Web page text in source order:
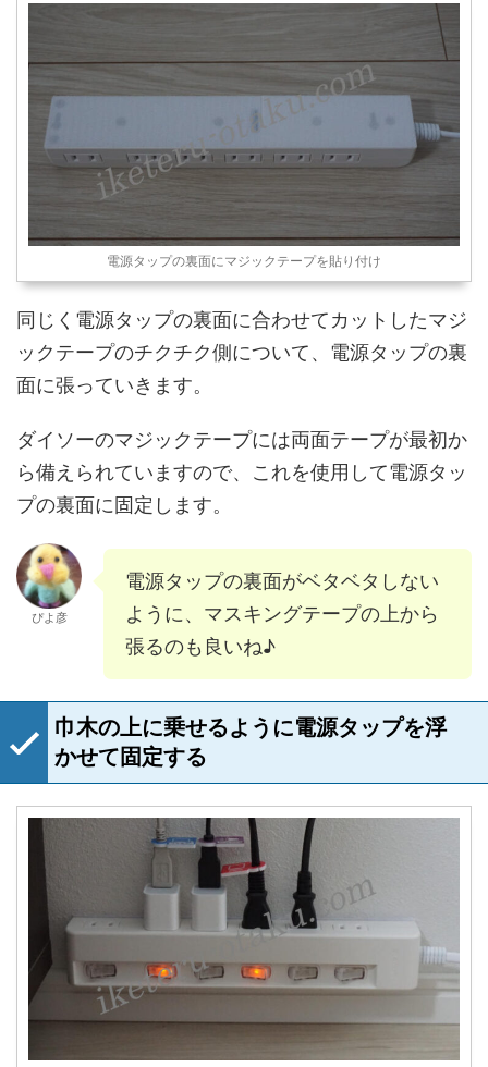
電源タップの裏面にマジックテープを貼り付け
同じく電源タップの裏面に合わせてカットしたマジ
ックテープのチクチク側について、電源タップの裏
面に張っていきます。
ダイソーのマジックテープには両面テープが最初か
ら備えられていますので、これを使用して電源タッ
プの裏面に固定します。
ぴよ彦
電源タップの裏面がベタベタしない
ように、マスキングテープの上から
張るのも良いね♪
巾木の上に乗せるように電源タップを浮
かせて固定する